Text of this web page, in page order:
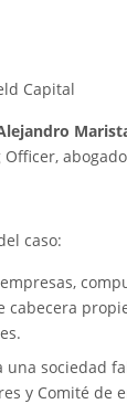
Capital
abogado
caso:
cabecera
una sociedad
y Comité de